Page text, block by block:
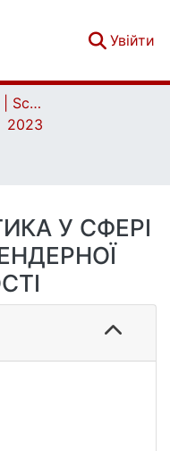
Увійти
Наукова періодика | Scientific periodicals
2023
У СФЕРІ